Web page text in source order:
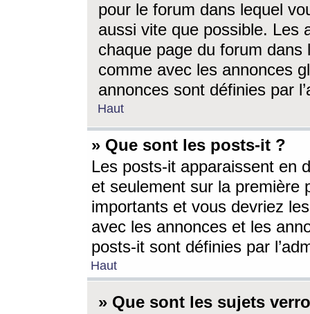
pour le forum dans lequel
aussi vite que possible. Les
chaque page du forum dans
comme avec les annonces
annonces sont définies par
Haut
» Que sont les posts-it ?
Les posts-it apparaissent en
et seulement sur la première
importants et vous devriez
avec les annonces et les
posts-it sont définies par
Haut
» Que sont les sujets